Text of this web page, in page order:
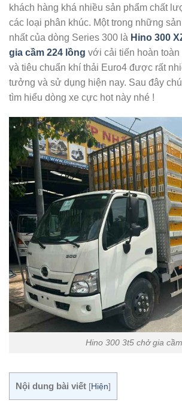
khách hàng khá nhiều sản phẩm chất
các loại phân khúc. Một trong những
nhất của dòng Series 300 là Hino 300
gia cầm 224 lồng với cải tiến hoàn
và tiêu chuẩn khí thải Euro4 được rất
tưởng và sử dụng hiện nay. Sau đây
tìm hiểu dòng xe cực hot này nhé !
Hino 300 3t5 chở gia cầm
Nội dung bài viết [Hiện]